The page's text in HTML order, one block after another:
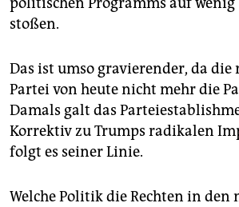
politischen Programms auf
stoßen.
Das ist umso gravierender, da
Partei von heute nicht mehr die
Damals galt das
Korrektiv zu Trumps radikalen
folgt es seiner Linie.
Welche Politik die Rechten in den